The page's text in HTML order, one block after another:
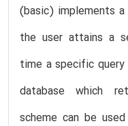
(basic) implements
the user attains a
time a specific query
database which
scheme can be